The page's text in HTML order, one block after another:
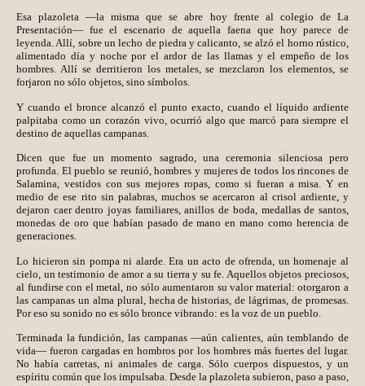
Esa plazoleta —la misma que se abre hoy frente al colegio de La
Presentación— fue el escenario de aquella faena que hoy parece de
leyenda. Allí, sobre un lecho de piedra y calicanto, se alzó el horno rústico,
alimentado día y noche por el ardor de las llamas y el empeño de los
hombres. Allí se derritieron los metales, se mezclaron los elementos, se
forjaron no sólo objetos, sino símbolos.
Y cuando el bronce alcanzó el punto exacto, cuando el líquido ardiente
palpitaba como un corazón vivo, ocurrió algo que marcó para siempre el
destino de aquellas campanas.
Dicen que fue un momento sagrado, una ceremonia silenciosa pero
profunda. El pueblo se reunió, hombres y mujeres de todos los rincones de
Salamina, vestidos con sus mejores ropas, como si fueran a misa. Y en
medio de ese rito sin palabras, muchos se acercaron al crisol ardiente, y
dejaron caer dentro joyas familiares, anillos de boda, medallas de santos,
monedas de oro que habían pasado de mano en mano como herencia de
generaciones.
Lo hicieron sin pompa ni alarde. Era un acto de ofrenda, un homenaje al
cielo, un testimonio de amor a su tierra y su fe. Aquellos objetos preciosos,
al fundirse con el metal, no sólo aumentaron su valor material: otorgaron a
las campanas un alma plural, hecha de historias, de lágrimas, de promesas.
Por eso su sonido no es sólo bronce vibrando: es la voz de un pueblo.
Terminada la fundición, las campanas —aún calientes, aún temblando de
vida— fueron cargadas en hombros por los hombres más fuertes del lugar.
No había carretas, ni animales de carga. Sólo cuerpos dispuestos, y un
espíritu común que los impulsaba. Desde la plazoleta subieron, paso a paso,